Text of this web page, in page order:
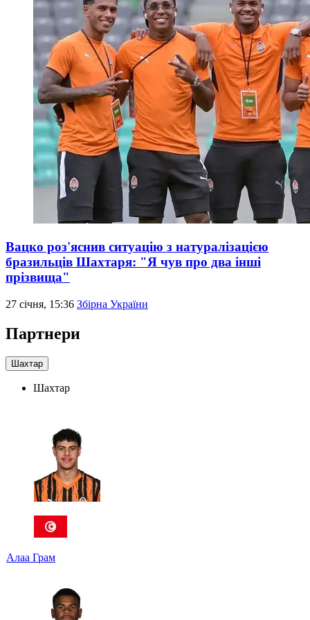
Вацко роз'яснив ситуацію з натуралізацією
бразильців Шахтаря: "Я чув про два інші
прізвища"
27 січня, 15:36 Збірна України
Партнери
Шахтар
Шахтар
Алаа Грам